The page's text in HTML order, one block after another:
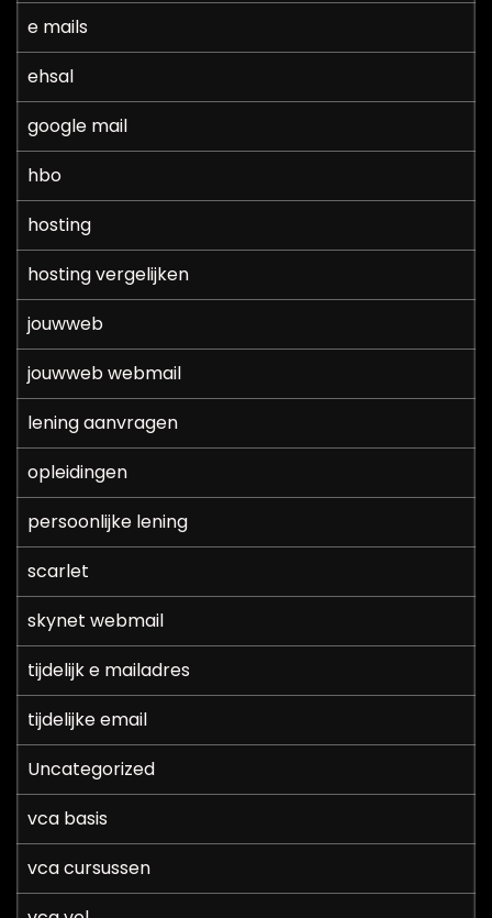
e mails
ehsal
google mail
hbo
hosting
hosting vergelijken
jouwweb
jouwweb webmail
lening aanvragen
opleidingen
persoonlijke lening
scarlet
skynet webmail
tijdelijk e mailadres
tijdelijke email
Uncategorized
vca basis
vca cursussen